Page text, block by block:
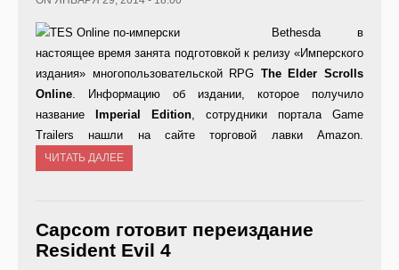
Bethesda в
настоящее время занята подготовкой к релизу «Имперского
издания» многопользовательской RPG The ElderScrolls
Online. Информацию об издании, которое получило
название
Imperial Edition, сотрудники портала Game
Trailers нашли на сайте торговой лавки Amazon.
ЧИТАТЬ ДАЛЕЕ
Capcom готовит переиздание
Resident Evil 4